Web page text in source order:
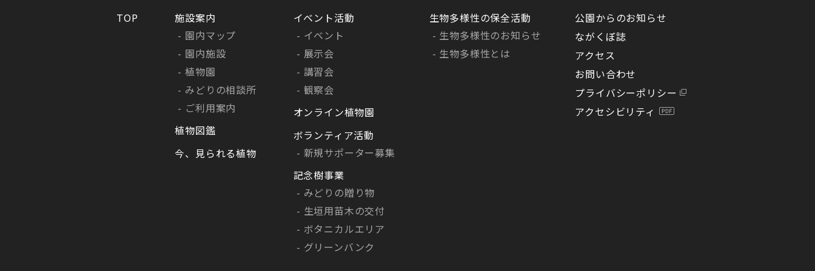
TOP
施設案内
園内マップ
園内施設
植物園
みどりの相談所
ご利用案内
植物図鑑
今、見られる植物
イベント活動
イベント
展示会
講習会
観察会
オンライン植物園
ボランティア活動
新規サポーター募集
記念樹事業
みどりの贈り物
生垣用苗木の交付
ボタニカルエリア
グリーンバンク
生物多様性の保全活動
生物多様性のお知らせ
生物多様性とは
公園からのお知らせ
ながくぼ誌
アクセス
お問い合わせ
プライバシーポリシー
アクセシビリティ